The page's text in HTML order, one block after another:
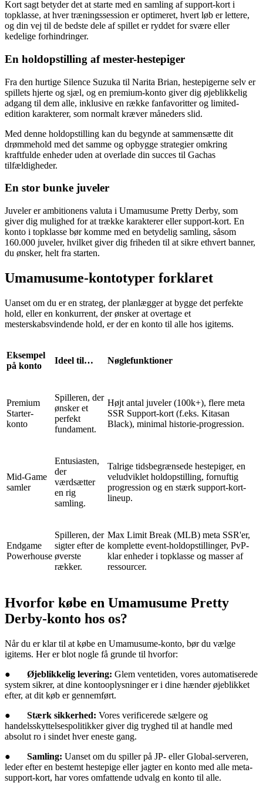
Kort sagt betyder det at starte med en samling af support-kort i
topklasse, at hver træningssession er optimeret, hvert løb er lettere,
og din vej til de bedste dele af spillet er ryddet for svære eller
kedelige forhindringer.
En holdopstilling af mester-hestepiger
Fra den hurtige Silence Suzuka til Narita Brian, hestepigerne selv er
spillets hjerte og sjæl, og en premium-konto giver dig øjeblikkelig
adgang til dem alle, inklusive en række fanfavoritter og limited-
edition karakterer, som normalt kræver måneders slid.
Med denne holdopstilling kan du begynde at sammensætte dit
drømmehold med det samme og opbygge strategier omkring
kraftfulde enheder uden at overlade din succes til Gachas
tilfældigheder.
En stor bunke juveler
Juveler er ambitionens valuta i Umamusume Pretty Derby, som
giver dig mulighed for at trække karakterer eller support-kort. En
konto i topklasse bør komme med en betydelig samling, såsom
160.000 juveler, hvilket giver dig friheden til at sikre ethvert banner,
du ønsker, helt fra starten.
Umamusume-kontotyper forklaret
Uanset om du er en strateg, der planlægger at bygge det perfekte
hold, eller en konkurrent, der ønsker at overtage et
mesterskabsvindende hold, er der en konto til alle hos igitems.
Eksempel
på konto
Ideel til… Nøglefunktioner
Premium
Starter-
konto
Spilleren, der
ønsker et
perfekt
fundament.
Højt antal juveler (100k+), flere meta
SSR Support-kort (f.eks. Kitasan
Black), minimal historie-progression.
Mid-Game
samler
Entusiasten,
der
værdsætter
en rig
samling.
Talrige tidsbegrænsede hestepiger, en
veludviklet holdopstilling, fornuftig
progression og en stærk support-kort-
lineup.
Endgame
Powerhouse
Spilleren, der
sigter efter de
øverste
rækker.
Max Limit Break (MLB) meta SSR'er,
komplette event-holdopstillinger, PvP-
klar enheder i topklasse og masser af
ressourcer.
Hvorfor købe en Umamusume Pretty
Derby-konto hos os?
Når du er klar til at købe en Umamusume-konto, bør du vælge
igitems. Her er blot nogle få grunde til hvorfor:
● Øjeblikkelig levering: Glem ventetiden, vores automatiserede
system sikrer, at dine kontooplysninger er i dine hænder øjeblikket
efter, at dit køb er gennemført.
● Stærk sikkerhed: Vores verificerede sælgere og
handelsskyttelsespolitikker giver dig tryghed til at handle med
absolut ro i sindet hver eneste gang.
● Samling: Uanset om du spiller på JP- eller Global-serveren,
leder efter en bestemt hestepige eller jagter en konto med alle meta-
support-kort, har vores omfattende udvalg en konto til alle.